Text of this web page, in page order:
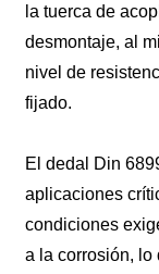
la tuerca de
desmontaje, al
nivel de
fijado.
El dedal Din
aplicaciones
condiciones
a la corrosión, lo